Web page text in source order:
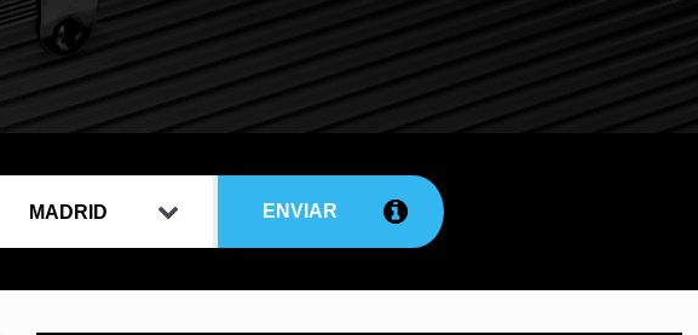
MADRID ENVIAR